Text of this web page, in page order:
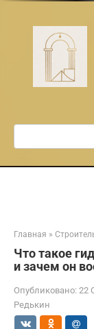
Поиск:
Главная »
Что такое
и зачем он
Опубликовано: 22
Редькин